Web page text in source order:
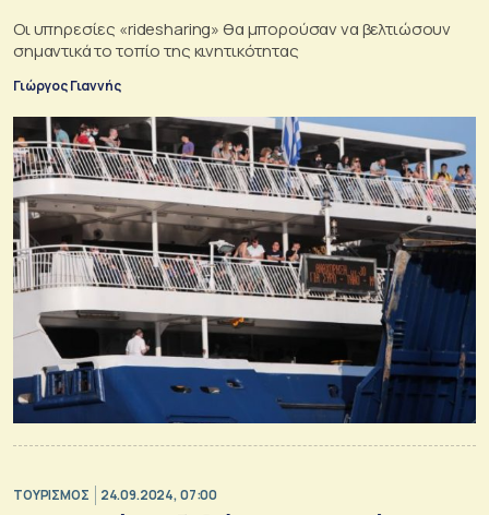
Οι υπηρεσίες «ridesharing» θα μπορούσαν να βελτιώσουν
σημαντικά το τοπίο της κινητικότητας
Γιώργος Γιαννής
ΤΟΥΡΙΣΜΟΣ 24.09.2024, 07:00